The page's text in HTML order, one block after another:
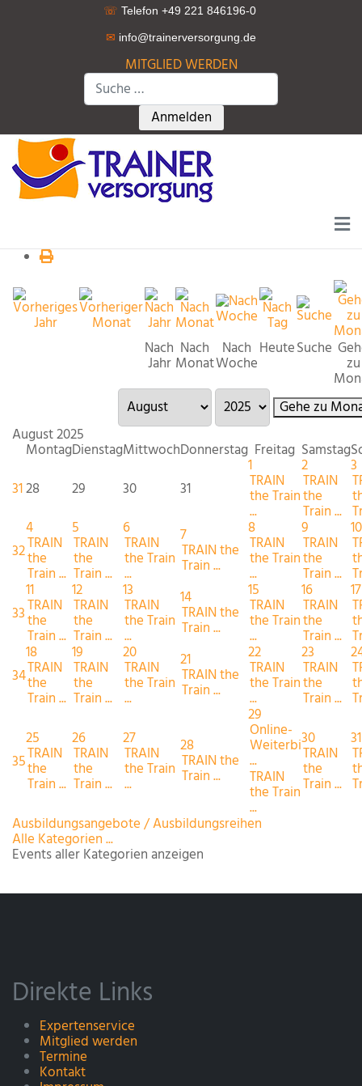
☏ Telefon +49 221 846196-0
✉ info@trainerversorgung.de
MITGLIED WERDEN
Suchen
Type 2 or more characters for
Anmelden
Nach
Jahr
Nach
Monat
Nach
Woche
HeuteSuche
zu
Gehe zu
August 2025
MontagDienstagMittwochDonnerstag Freitag Samstag
3128 29 30 31
1
TRAIN
the Train
...
2
TRAIN
the
Train ...
3
32
4
TRAIN
the
Train ...
5
TRAIN
the
Train ...
6
TRAIN
the Train
...
7
TRAIN the
Train ...
8
TRAIN
the Train
...
9
TRAIN
the
Train ...
10
33
11
TRAIN
the
Train ...
12
TRAIN
the
Train ...
13
TRAIN
the Train
...
14
TRAIN the
Train ...
15
TRAIN
the Train
...
16
TRAIN
the
Train ...
17
34
18
TRAIN
the
Train ...
19
TRAIN
the
Train ...
20
TRAIN
the Train
...
21
TRAIN the
Train ...
22
TRAIN
the Train
...
23
TRAIN
the
Train ...
35
25
TRAIN
the
Train ...
26
TRAIN
the
Train ...
27
TRAIN
the Train
...
28
TRAIN the
Train ...
29
Online-
Weiterbi
...
TRAIN
the Train
...
30
TRAIN
the
Train ...
31
Ausbildungsangebote / Ausbildungsreihen
Alle Kategorien ...
Events aller Kategorien anzeigen
Direkte Links
Expertenservice
Mitglied werden
Termine
Kontakt